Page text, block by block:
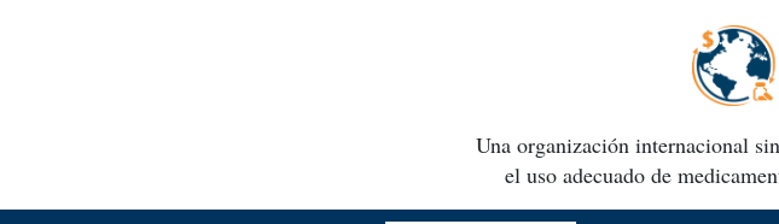
Una organización internacional
el uso adecuado de